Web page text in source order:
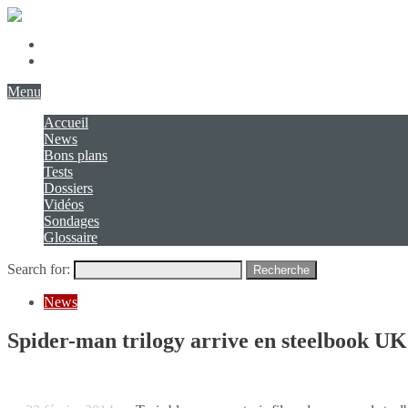
Menu
Accueil
News
Bons plans
Tests
Dossiers
Vidéos
Sondages
Glossaire
Search for: Recherche
News
Spider-man trilogy arrive en steelbook